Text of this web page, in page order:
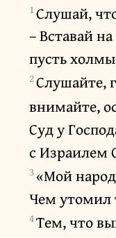
1Слушай,
– Вставай
пусть
2Слушайте,
внимайте,
Суд у
с Израилем
3«Мой
Чем утомил
4Тем, что